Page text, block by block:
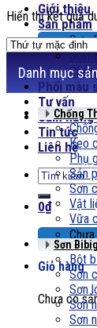
Giới thiệu
Sản phẩm
Sơn
Sơn
Phối màu
Tư vấn
Cảm
Tin tức
Liên hệ
Tìm
kiếm:
0₫
Giỏ hàng
Chưa có
Hiển thị kết quả
Danh mục
Chống
Keo
Phụ
Sản
Sơn
Vật
Vữa
Sơn
Bột
Sơn
Sơn
Sơn
Sơn